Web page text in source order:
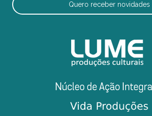
Quero receber novidades